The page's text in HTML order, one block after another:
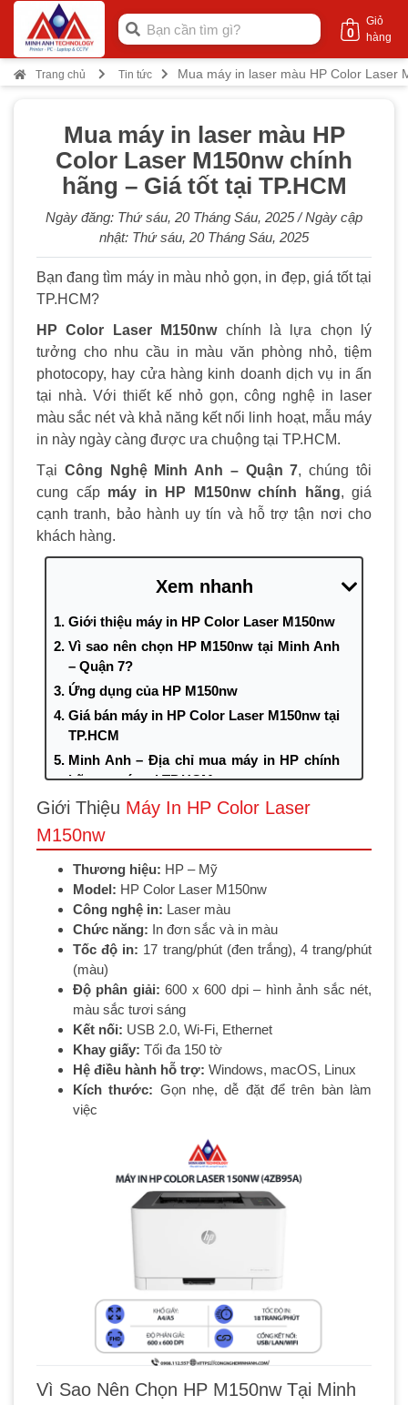
Giỏ
hàng
0
Trang chủ Tin tức Mua máy in laser màu HP Color Laser
Mua máy in laser màu HP
Color Laser M150nw chính
hãng – Giá tốt tại TP.HCM
Ngày đăng: Thứ sáu, 20 Tháng Sáu, 2025/ Ngày cập
nhật: Thứ sáu, 20 Tháng Sáu, 2025
Bạn đang tìm máy in màu nhỏ gọn, in đẹp, giá tốt tại
TP.HCM?
HP Color Laser M150nwchính là lựa chọn lý
tưởng cho nhu cầu in màu văn phòng nhỏ, tiệm
photocopy, hay cửa hàng kinh doanh dịch vụ in ấn
tại nhà. Với thiết kế nhỏ gọn, công nghệ in laser
màu sắc nét và khả năng kết nối linh hoạt, mẫu máy
in này ngày càng được ưa chuộng tại TP.HCM.
Tại Công Nghệ Minh Anh – Quận 7, chúng tôi
cung cấpmáy in HP M150nw chính hãng, giá
cạnh tranh, bảo hành uy tín và hỗ trợ tận nơi cho
khách hàng.
Xem nhanh
Giới thiệu máy in HP Color Laser M150nw
Vì sao nên chọn HP M150nw tại Minh Anh
– Quận 7?
Ứng dụng của HP M150nw
Giá bán máy in HP Color Laser M150nw tại
TP.HCM
Minh Anh – Địa chỉ mua máy in HP chính
hãng uy tín tại TP.HCM
Giới Thiệu Máy In HP Color Laser
M150nw
Thương hiệu: HP – Mỹ
Model: HP Color Laser M150nw
Công nghệ in: Laser màu
Chức năng: In đơn sắc và in màu
Tốc độ in: 17 trang/phút (đen trắng), 4 trang/phút
(màu)
Độ phân giải:600 x 600 dpi – hình ảnh sắc nét,
màu sắc tươi sáng
Kết nối: USB 2.0, Wi-Fi, Ethernet
Khay giấy: Tối đa 150 tờ
Hệ điều hành hỗ trợ: Windows, macOS, Linux
Kích thước: Gọn nhẹ, dễ đặt để trên bàn làm
việc
Vì Sao Nên Chọn HP M150nw Tại Minh